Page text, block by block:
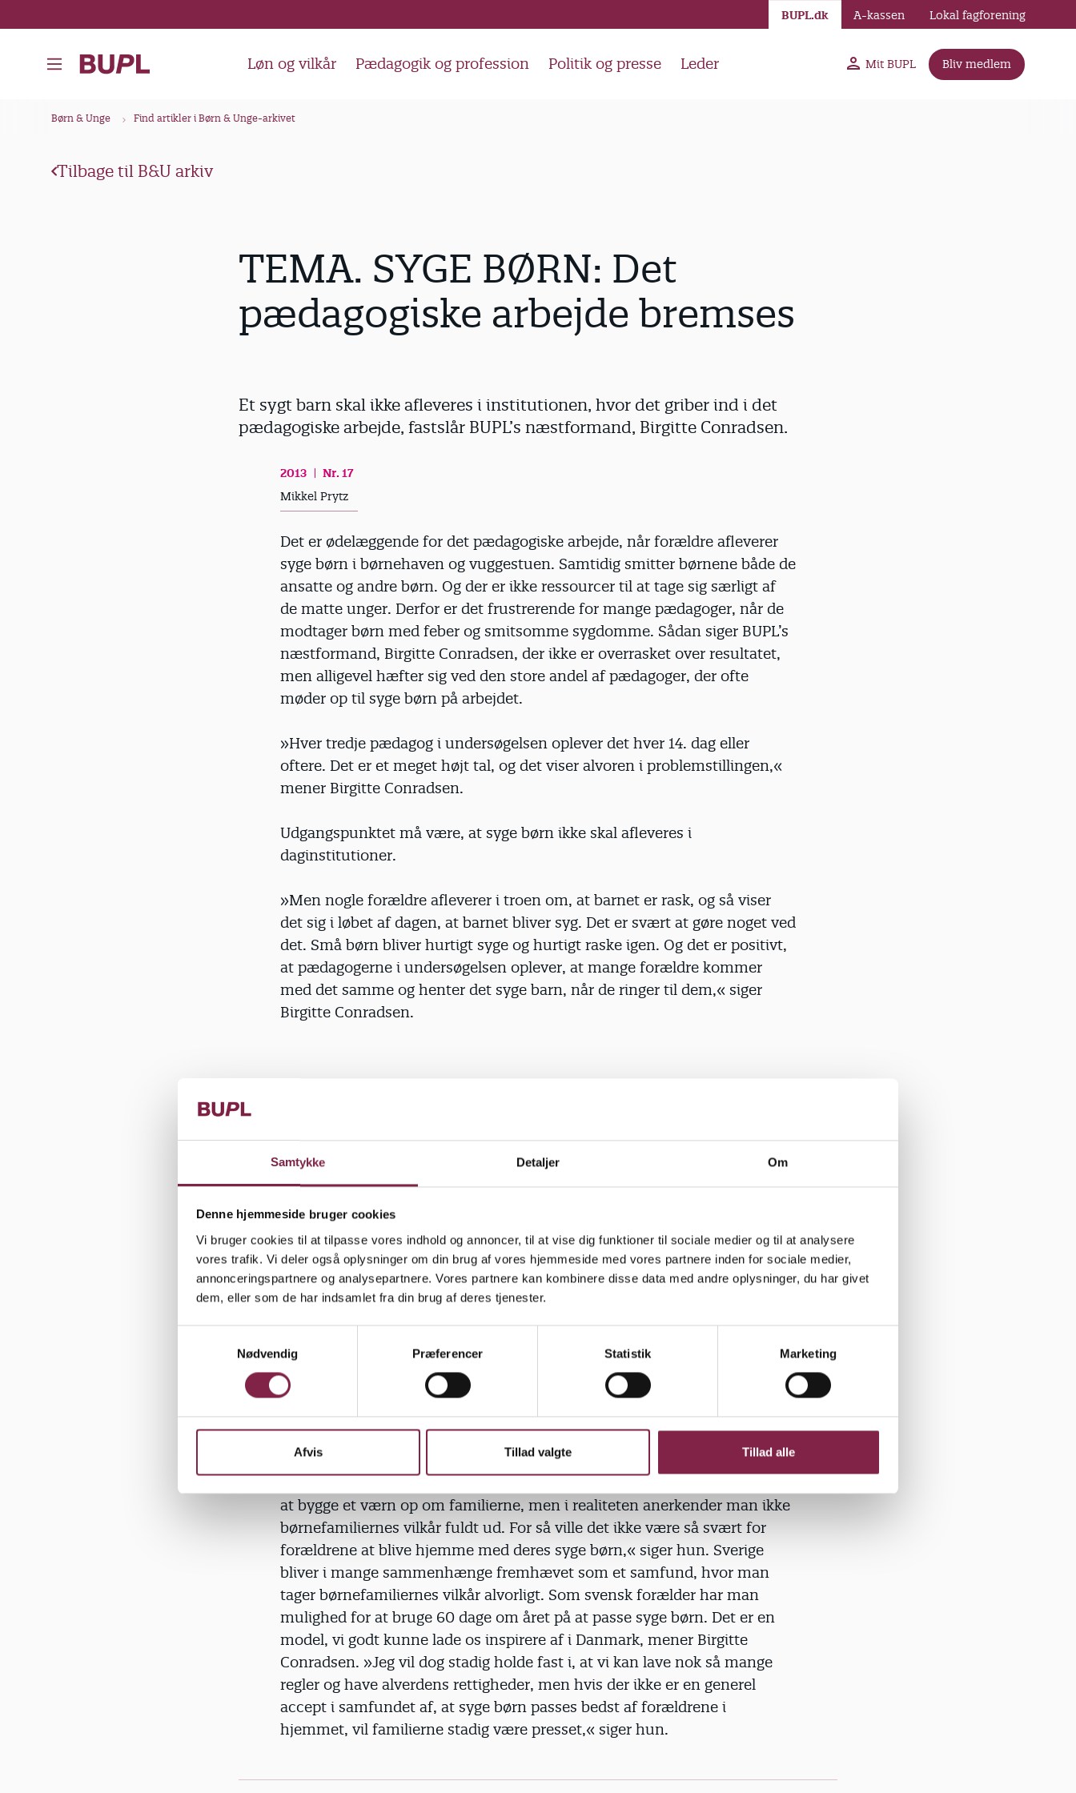
Samtykke Detaljer Om
Denne hjemmeside bruger cookies
Vi bruger cookies til at tilpasse vores indhold og annoncer, til at vise dig funktioner til sociale medier og til at analysere
vores trafik. Vi deler også oplysninger om din brug af vores hjemmeside med vores partnere inden for sociale medier,
annonceringspartnere og analysepartnere. Vores partnere kan kombinere disse data med andre oplysninger, du har givet
dem, eller som de har indsamlet fra din brug af deres tjenester.
v
Nødvendig Præferencer Statistik Marketing
Afvis Tillad valgte Tillad alle
å
Løn og vilkår Pædagogik og profession Politik og presse Leder Mit BUPL Bliv medlem
BUPL.dk A-kassen Lokal fagforening
Børn & Unge Find artikler i Børn & Unge-arkivet
Tilbage til B&U arkiv
TEMA. SYGE BØRN: Det
pædagogiske arbejde bremses
Et sygt barn skal ikke afleveres i institutionen, hvor det griber ind i det
pædagogiske arbejde, fastslår BUPL’s næstformand, Birgitte Conradsen.
2013
Nr. 17
Mikkel Prytz
Det er ødelæggende for det pædagogiske arbejde, når forældre afleverer
syge børn i børnehaven og vuggestuen. Samtidig smitter børnene både de
ansatte og andre børn. Og der er ikke ressourcer til at tage sig særligt af
de matte unger. Derfor er det frustrerende for mange pædagoger, når de
modtager børn med feber og smitsomme sygdomme. Sådan siger BUPL’s
næstformand, Birgitte Conradsen, der ikke er overrasket over resultatet,
men alligevel hæfter sig ved den store andel af pædagoger, der ofte
møder op til syge børn på arbejdet.
»Hver tredje pædagog i undersøgelsen oplever det hver 14. dag eller
oftere. Det er et meget højt tal, og det viser alvoren i problemstillingen,«
mener Birgitte Conradsen.
Udgangspunktet må være, at syge børn ikke skal afleveres i
daginstitutioner.
»Men nogle forældre afleverer i troen om, at barnet er rask, og så viser
det sig i løbet af dagen, at barnet bliver syg. Det er svært at gøre noget ved
det. Små børn bliver hurtigt syge og hurtigt raske igen. Og det er positivt,
at pædagogerne i undersøgelsen oplever, at mange forældre kommer
med det samme og henter det syge barn, når de ringer til dem,« siger
Birgitte Conradsen.
arbejdsgivere.
»Den enkelte pædagog kan godt blive ­irriteret, når far eller mor for tredje
gang på kort tid afleverer et sygt barn, men det er et symptom på, at det
er blevet sværere at få arbejde og familieliv til at hænge sammen, og vi
skal derfor passe på med blot at skyde skylden på forældrene,« mener
hun.
Ifølge Birgitte Conradsen handler det om, at samfundet generelt skal blive
bedre til at acceptere, at man er hjemme på barnets første sygedag. Og
det handler om, at det også er et fælles ansvar at værne om
småbørnsfamilierne.
»Det ved arbejdsmarkedets parter godt, og derfor har vi bygget vores
overenskomster op om rettigheder, der skal få arbejdsliv og familieliv til
at bygge et værn op om familierne, men i realiteten anerkender man ikke
børne­familiernes vilkår fuldt ud. For så ville det ikke være så svært for
forældrene at blive hjemme med deres syge børn,« siger hun. Sverige
bliver i mange sammenhænge fremhævet som et samfund, hvor man
tager børnefamiliernes vilkår alvorligt. Som svensk forælder har man
mulighed for at bruge 60 dage om året på at passe syge børn. Det er en
model, vi godt kunne lade os inspirere af i Danmark, mener Birgitte
Conradsen. »Jeg vil dog stadig holde fast i, at vi kan lave nok så mange
regler og have alverdens rettigheder, men hvis der ikke er en generel
accept i samfundet af, at syge børn passes bedst af forældrene i
hjemmet, vil familierne stadig være presset,« siger hun.